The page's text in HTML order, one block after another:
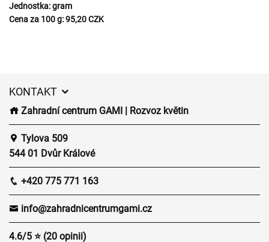
Jednostka:gram
Cena za 100 g:95,20 CZK
KONTAKT
Zahradní centrum GAMI | Rozvoz květin
Tylova 509
544 01 Dvůr Králové
+420 775 771 163
info@zahradnicentrumgami.cz
4.6/5 ⭐ (20 opinii)